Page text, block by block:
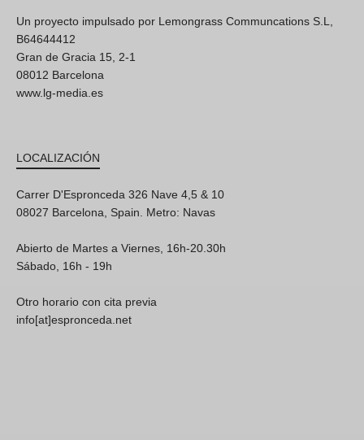
Un proyecto impulsado por Lemongrass Communcations S.L,
B64644412
Gran de Gracia 15, 2-1
08012 Barcelona
www.lg-media.es
LOCALIZACIÓN
Carrer D'Espronceda 326 Nave 4,5 & 10
08027 Barcelona, Spain. Metro: Navas
Abierto de Martes a Viernes, 16h-20.30h
Sábado, 16h - 19h
Otro horario con cita previa
info[at]espronceda.net